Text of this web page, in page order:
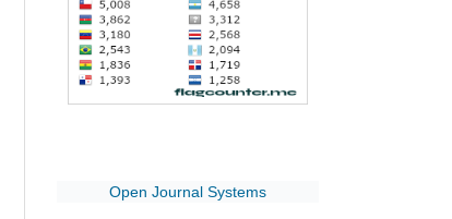
Open Journal Systems